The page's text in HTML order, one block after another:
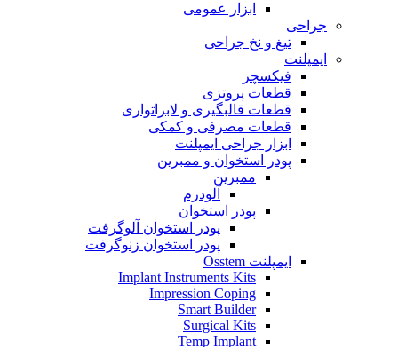
ابزار عمومی
جراحی
تیغ و نخ جراحی
ایمپلنت
فیکسچر
قطعات پروتزی
قطعات قالبگیری و لابراتواری
قطعات مصرفی و کمکی
ابزار جراحی ایمپلنت
پودر استخوان و ممبرین
ممبرین
آلودرم
پودر استخوان
پودر استخوان آلوگرفت
پودر استخوان زنوگرفت
ایمپلنت Osstem
Implant Instruments Kits
Impression Coping
Smart Builder
Surgical Kits
Temp Implant